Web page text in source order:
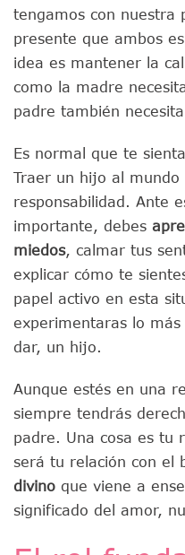
tengamos con nuestra
presente que ambos
idea es mantener la
como la madre
padre también
Es normal que te
Traer un hijo al mundo
responsabilidad. Ante
importante, debes
miedos, calmar tus
explicar cómo te
papel activo en esta
experimentaras lo
dar, un hijo.
Aunque estés en una
siempre tendrás
padre. Una cosa es tu
será tu relación con el
divino que viene a
significado del amor,